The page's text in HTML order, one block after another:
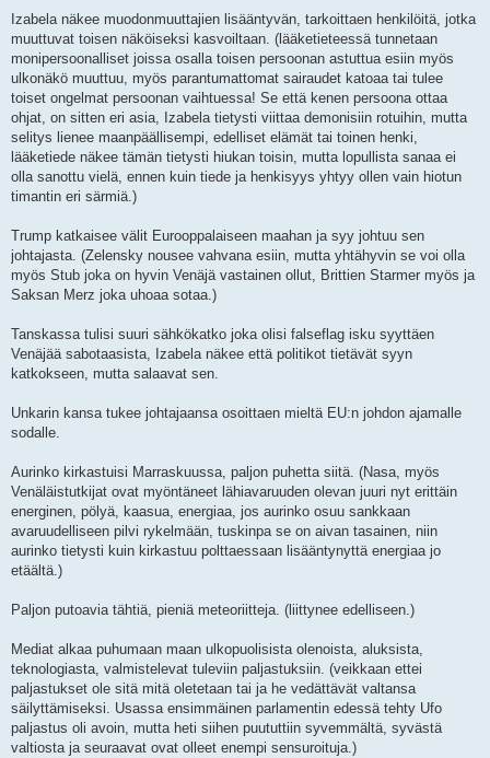
Izabela näkee muodonmuuttajien lisääntyvän, tarkoittaen henkilöitä, jotka
muuttuvat toisen näköiseksi kasvoiltaan. (lääketieteessä tunnetaan
monipersoonalliset joissa osalla toisen persoonan astuttua esiin myös
ulkonäkö muuttuu, myös parantumattomat sairaudet katoaa tai tulee
toiset ongelmat persoonan vaihtuessa! Se että kenen persoona ottaa
ohjat, on sitten eri asia, Izabela tietysti viittaa demonisiin rotuihin, mutta
selitys lienee maanpäällisempi, edelliset elämät tai toinen henki,
lääketiede näkee tämän tietysti hiukan toisin, mutta lopullista sanaa ei
olla sanottu vielä, ennen kuin tiede ja henkisyys yhtyy ollen vain hiotun
timantin eri särmiä.)
Trump katkaisee välit Eurooppalaiseen maahan ja syy johtuu sen
johtajasta. (Zelensky nousee vahvana esiin, mutta yhtähyvin se voi olla
myös Stub joka on hyvin Venäjä vastainen ollut, Brittien Starmer myös ja
Saksan Merz joka uhoaa sotaa.)
Tanskassa tulisi suuri sähkökatko joka olisi falseflag isku syyttäen
Venäjää sabotaasista, Izabela näkee että politikot tietävät syyn
katkokseen, mutta salaavat sen.
Unkarin kansa tukee johtajaansa osoittaen mieltä EU:n johdon ajamalle
sodalle.
Aurinko kirkastuisi Marraskuussa, paljon puhetta siitä. (Nasa, myös
Venäläistutkijat ovat myöntäneet lähiavaruuden olevan juuri nyt erittäin
energinen, pölyä, kaasua, energiaa, jos aurinko osuu sankkaan
avaruudelliseen pilvi rykelmään, tuskinpa se on aivan tasainen, niin
aurinko tietysti kuin kirkastuu polttaessaan lisääntynyttä energiaa jo
etäältä.)
Paljon putoavia tähtiä, pieniä meteoriitteja. (liittynee edelliseen.)
Mediat alkaa puhumaan maan ulkopuolisista olenoista, aluksista,
teknologiasta, valmistelevat tuleviin paljastuksiin. (veikkaan ettei
paljastukset ole sitä mitä oletetaan tai ja he vedättävät valtansa
säilyttämiseksi. Usassa ensimmäinen parlamentin edessä tehty Ufo
paljastus oli avoin, mutta heti siihen puututtiin syvemmältä, syvästä
valtiosta ja seuraavat ovat olleet enempi sensuroituja.)